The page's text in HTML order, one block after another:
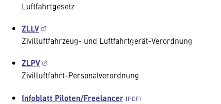
Luftfahrtgesetz
ZLLV
Zivilluftfahrzeug- und Luftfahrtgerät-Verordnung
ZLPV
Zivilluftfahrt-Personalverordnung
Infoblatt Piloten/Freelancer